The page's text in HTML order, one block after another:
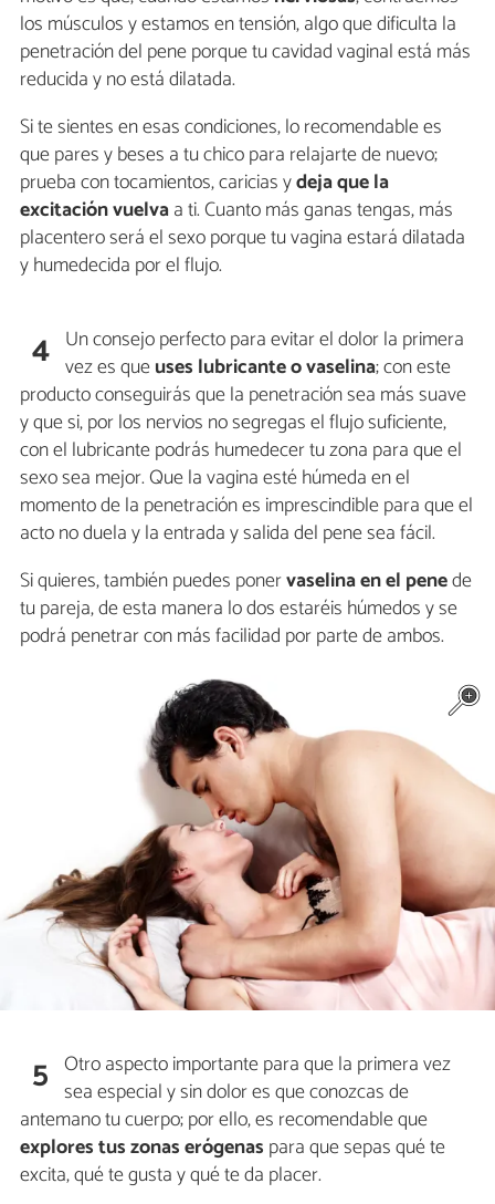
los músculos y estamos en tensión, algo que dificulta la
penetración del pene porque tu cavidad vaginal está más
reducida y no está dilatada.
Si te sientes en esas condiciones, lo recomendable es
que pares y beses a tu chico para relajarte de nuevo;
prueba con tocamientos, caricias ydeja que la
excitación vuelvaa ti. Cuanto más ganas tengas, más
placentero será el sexo porque tu vagina estará dilatada
y humedecida por el flujo.
4 Un consejo perfecto para evitar el dolor la primera
vez es queuses lubricante o vaselina; con este
producto conseguirás que la penetración sea más suave
y que si, por los nervios no segregas el flujo suficiente,
con el lubricante podrás humedecer tu zona para que el
sexo sea mejor. Que la vagina esté húmeda en el
momento de la penetración es imprescindible para que el
acto no duela y la entrada y salida del pene sea fácil.
Si quieres, también puedes ponervaselina en el penede
tu pareja, de esta manera lo dos estaréis húmedos y se
podrá penetrar con más facilidad por parte de ambos.
5 Otro aspecto importante para que la primera vez
sea especial y sin dolor es que conozcas de
antemano tu cuerpo; por ello, es recomendable que
explores tus zonas erógenas para que sepas qué te
excita, qué te gusta y qué te da placer.